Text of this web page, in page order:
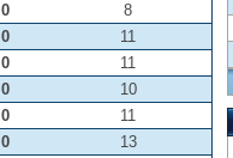
0
8
0
11
0
11
0
10
0
11
0
13